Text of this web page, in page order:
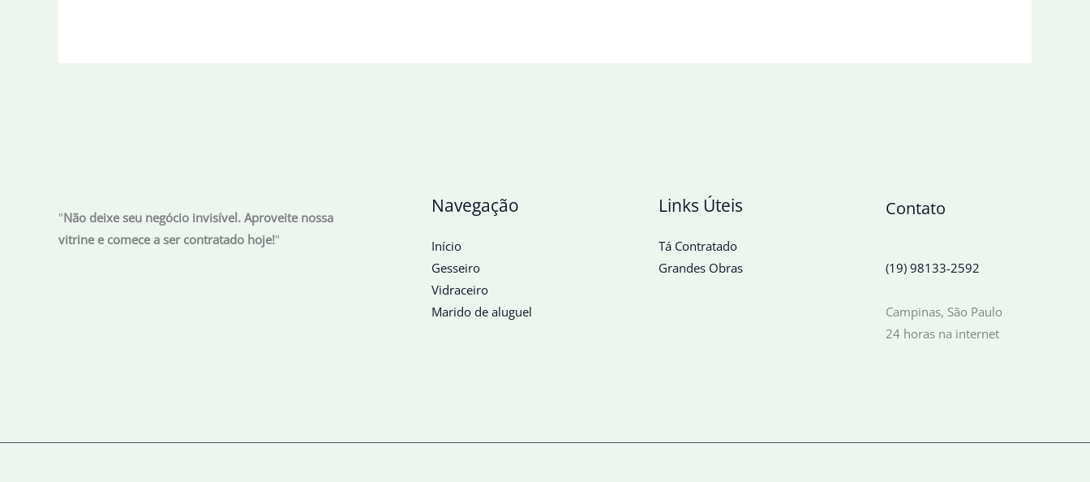
"Não deixe seu negócio invisível. Aproveite nossa
vitrine e comece a ser contratado hoje!"
Navegação
Início
Gesseiro
Vidraceiro
Marido de aluguel
Links Úteis
Tá Contratado
Grandes Obras
Contato
(19) 98133-2592
Campinas, São Paulo
24 horas na internet